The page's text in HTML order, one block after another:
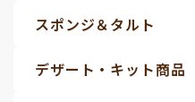
スポンジ＆タルト
デザート・キット商品